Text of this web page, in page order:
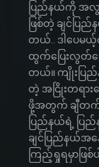
ပြည်နယ်ကို အလွန်
ဖြစ်တဲ့ ချင်ပြ
တယ်.. ဒါပေမ
ထွက်ပြေးလွတ်မြ
တယ်။ ကျိုးပြ
တဲ့ အငြိုးတရား
ဖို့အတွက် ချီတက်လ
ပြည်နယ်ရဲ့ ပြ
ချင်ပြည်နယ်အ
ကြည့်ရှုရမှာဖြစ်